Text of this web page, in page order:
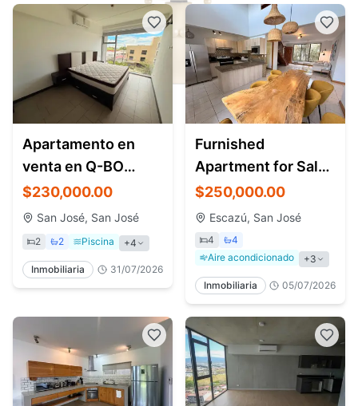
Apartamento en
venta en Q-BO
Skyhomes
Rohrmoser |2
$230,000.00
San José, San José
2 2 Piscina +4
Inmobiliaria 31/07/2026
Furnished
Apartment for Sale
and Rent in Escazú
near La Paco
$250,000.00
Escazú, San José
4
4
Aire acondicionado
+3
Inmobiliaria 05/07/2026